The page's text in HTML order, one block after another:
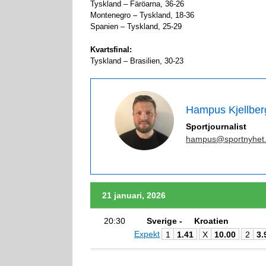
Tyskland – Färöarna, 36-26
Montenegro – Tyskland, 18-36
Spanien – Tyskland, 25-29
Kvartsfinal:
Tyskland – Brasilien, 30-23
Hampus
Sportjournalist
21 januari, 2026
20:30 Sverige -
Kroatien
Expekt
1 1.41 X 10.00 2